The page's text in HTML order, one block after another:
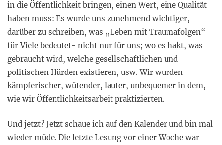
in die Öffentlichkeit bringen, einen Wert, eine Qualität
haben muss: Es wurde uns zunehmend wichtiger,
darüber zu schreiben, was „Leben mit Traumafolgen“
für Viele bedeutet- nicht nur für uns; wo es hakt, was
gebraucht wird, welche gesellschaftlichen und
politischen Hürden existieren, usw. Wir wurden
kämpferischer, wütender, lauter, unbequemer in dem,
wie wir Öffentlichkeitsarbeit praktizierten.
Und jetzt? Jetzt schaue ich auf den Kalender und bin mal
wieder müde. Die letzte Lesung vor einer Woche war